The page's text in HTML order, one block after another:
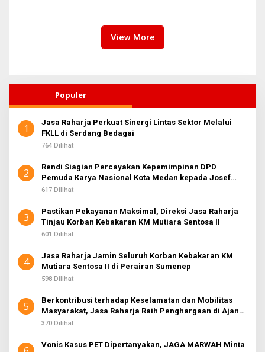
Awards 2026
View More
Populer
1
Jasa Raharja Perkuat Sinergi Lintas Sektor Melalui
FKLL di Serdang Bedagai
764 Dilihat
2
Rendi Siagian Percayakan Kepemimpinan DPD
Pemuda Karya Nasional Kota Medan kepada Josef
Sembiring
617 Dilihat
3
Pastikan Pekayanan Maksimal, Direksi Jasa Raharja
Tinjau Korban Kebakaran KM Mutiara Sentosa II
601 Dilihat
4
Jasa Raharja Jamin Seluruh Korban Kebakaran KM
Mutiara Sentosa II di Perairan Sumenep
598 Dilihat
5
Berkontribusi terhadap Keselamatan dan Mobilitas
Masyarakat, Jasa Raharja Raih Penghargaan di Ajang
Transportasi Indonesia Awards 2026
370 Dilihat
Vonis Kasus PET Dipertanyakan, JAGA MARWAH Minta